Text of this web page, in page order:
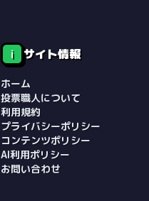
ℹ️ サイト情報
ホーム
投票職人について
利用規約
プライバシーポリシー
コンテンツポリシー
AI利用ポリシー
お問い合わせ